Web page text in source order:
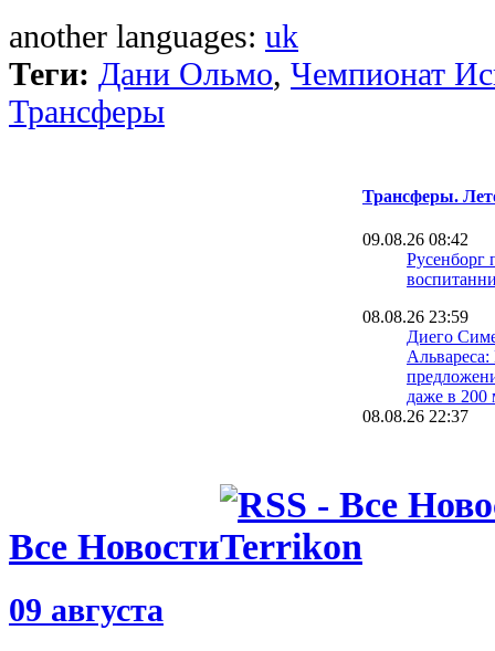
another languages: uk
Теги: Дани Ольмо, Чемпионат
Трансферы
Трансферы.
09.08.26 08:42
Русенборг
08.08.26 23:59
Диего
даже в 200
08.08.26 22:37
один экс-
08.08.26 22:11
Все Новости
09 августа